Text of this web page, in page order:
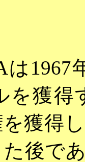
は1967
を獲
を獲得
後で